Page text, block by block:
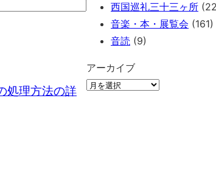
処理方法の詳
西国巡礼三十三ヶ所
音楽・本・展覧会 (161)
音読 (9)
アーカイブ